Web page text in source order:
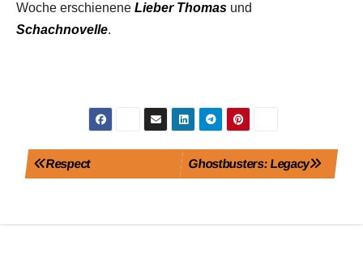
Woche erschienene Lieber Thomas und
Schachnovelle.
BeitragsnavigationGhostbusters: Legacy
Respect